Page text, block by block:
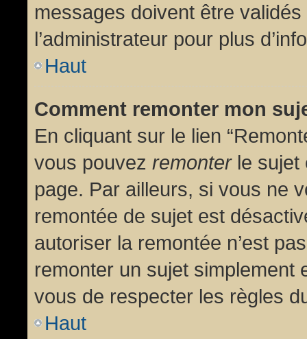
messages doivent être
l’administrateur pour plus
Haut
Comment remonter mon
En cliquant sur le lien
vous pouvez remonterle sujet
page. Par ailleurs, si vous ne
remontée de sujet est
autoriser la remontée n’est
remonter un sujet simplement
vous de respecter les règles
Haut